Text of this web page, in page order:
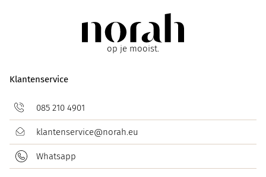
op je mooist.
Klantenservice
085 210 4901
klantenservice@norah.eu
Whatsapp